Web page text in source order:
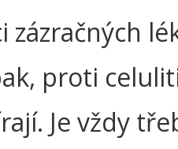
zázračných
proti
Je vždy